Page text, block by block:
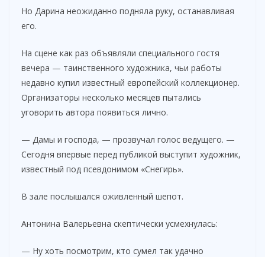
Но Дарина неожиданно подняла руку, останавливая
его.
На сцене как раз объявляли специального гостя
вечера — таинственного художника, чьи работы
недавно купил известный европейский коллекционер.
Организаторы несколько месяцев пытались
уговорить автора появиться лично.
— Дамы и господа, — прозвучал голос ведущего. —
Сегодня впервые перед публикой выступит художник,
известный под псевдонимом «Снегирь».
В зале послышался оживленный шепот.
Антонина Валерьевна скептически усмехнулась:
— Ну хоть посмотрим, кто сумел так удачно